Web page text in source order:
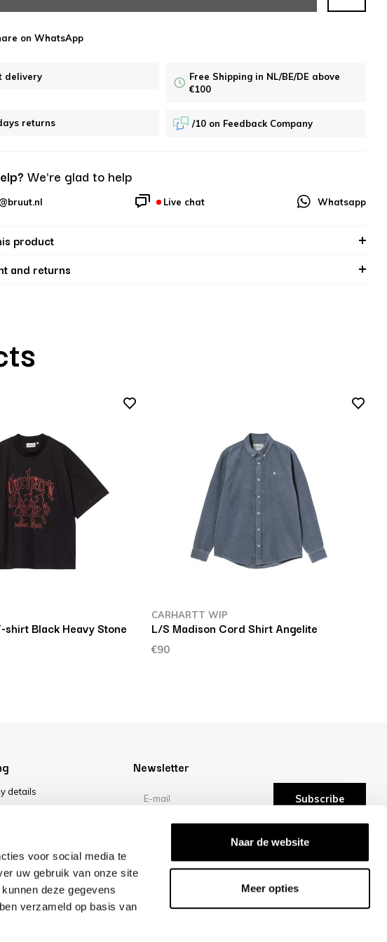
voor social media te
uw gebruik van onze site
deze gegevens
verzameld op basis van
Naar de website
Meer opties
on WhatsApp
delivery
Free Shipping in NL/BE/DE above
€100
returns /10 on Feedback Company
We're glad to help
Live chat Whatsapp
product
and returns
shirt Black Heavy Stone
CARHARTT WIP
L/S Madison Cord Shirt Angelite
€90
details
Newsletter
Subscribe
/10 -